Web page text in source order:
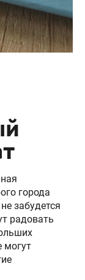
города
забудется
радовать
могут